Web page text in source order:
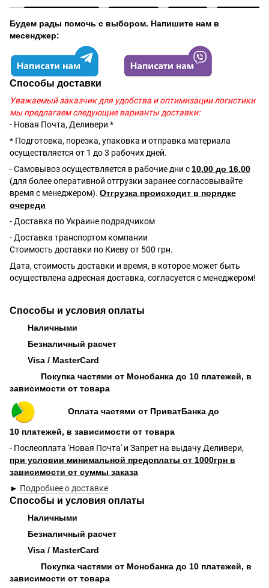
Будем рады помочь с выбором. Напишите нам в
месенджер:
Способы доставки
Уважаемый заказчик для удобства и оптимизации логистики
мы предлагаем следующие варианты доставки:
- Новая Почта, Деливери *
* Подготовка, порезка, упаковка и отправка материала
осуществляется от 1 до 3 рабочих дней.
- Самовывоз осуществляется в рабочие дни с10.00 до 16.00
(для более оперативной отгрузки заранее согласовывайте
время с менеджером). Отгрузка происходит в порядке
очереди
- Доставка по Украине подрядчиком
- Доставка транспортом компании
Стоимость доставки по Киеву от 500 грн.
Дата, стоимость доставки и время, в которое может быть
осуществлена адресная доставка, согласуется с менеджером!
Способы и условия оплаты
Наличными
Безналичный расчет
Visa / MasterCard
Покупка частями от Монобанка до 10 платежей, в
зависимости от товара
Оплата частями от ПриватБанка до
10 платежей, в зависимости от товара
- Послеоплата 'Новая Почта' и Запрет на выдачу Деливери,
при условии минимальной предоплаты от 1000грн в
зависимости от суммы заказа
► Подробнее о доставке
Способы и условия оплаты
Наличными
Безналичный расчет
Visa / MasterCard
Покупка частями от Монобанка до 10 платежей, в
зависимости от товара